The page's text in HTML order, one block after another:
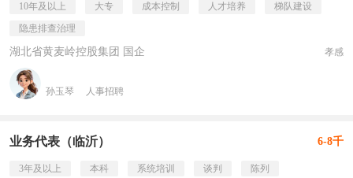
10年及以上 大专 成本控制 人才培养
梯队建设
隐患排查治理
湖北省黄麦岭控股集团 国企 孝感
孙玉琴 人事招聘
业务代表（临沂） 6-8千
3年及以上 本科 系统培训 谈判
陈列